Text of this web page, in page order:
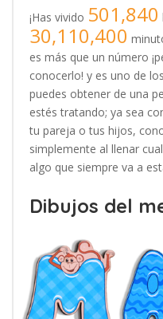
¡Has vivido 501,840
30,110,400
es más que un número
conocerlo! y es uno de
puedes obtener de una
estés tratando; ya sea
tu pareja o tus hijos,
simplemente al llenar
algo que siempre va a
Dibujos del